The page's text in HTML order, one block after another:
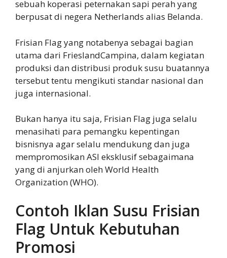
sebuah koperasi peternakan sapi perah yang
berpusat di negera Netherlands alias Belanda.
Frisian Flag yang notabenya sebagai bagian
utama dari FrieslandCampina, dalam kegiatan
produksi dan distribusi produk susu buatannya
tersebut tentu mengikuti standar nasional dan
juga internasional.
Bukan hanya itu saja, Frisian Flag juga selalu
menasihati para pemangku kepentingan
bisnisnya agar selalu mendukung dan juga
mempromosikan ASI eksklusif sebagaimana
yang di anjurkan oleh World Health
Organization (WHO).
Contoh Iklan Susu Frisian
Flag Untuk Kebutuhan
Promosi